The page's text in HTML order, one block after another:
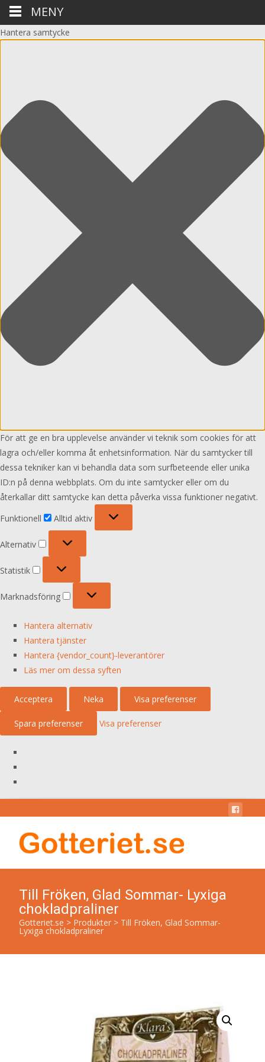
Hantera samtycke
För att ge en bra upplevelse använder vi teknik som cookies för att
lagra och/eller komma åt enhetsinformation. När du samtycker till
dessa tekniker kan vi behandla data som surfbeteende eller unika
ID:n på denna webbplats. Om du inte samtycker eller om du
återkallar ditt samtycke kan detta påverka vissa funktioner negativt.
Funktionell
Alltid aktiv
Alternativ
Statistik
Marknadsföring
Hantera alternativ
Hantera tjänster
Hantera {vendor_count}-leverantörer
Läs mer om dessa syften
Acceptera Neka Visa preferenser
Spara preferenser Visa preferenser
Till Fröken, Glad Sommar- Lyxiga
chokladpraliner
Gotteriet.se > Produkter > Till Fröken, Glad Sommar-
Lyxiga chokladpraliner
MENY